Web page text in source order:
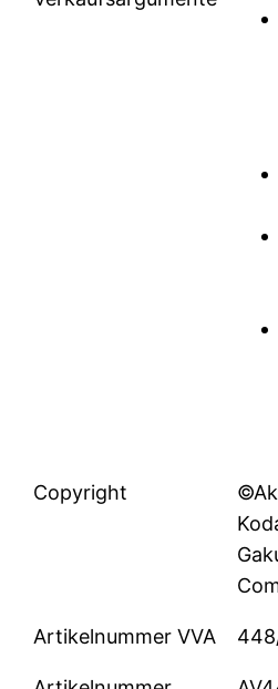
Copyright
Artikelnummer VVA